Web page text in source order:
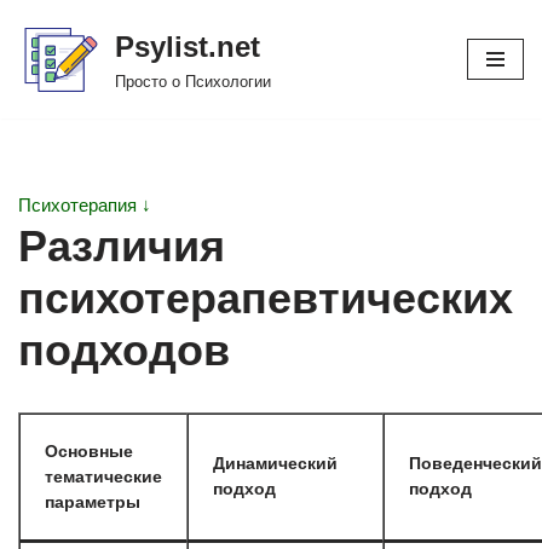
Перейти
Psylist.net
Просто о Психологии
Психотерапия ↓
Различия
психотерапевтических
подходов
Основные
тематические
параметры
Динамический
подход
Поведенческий
подход